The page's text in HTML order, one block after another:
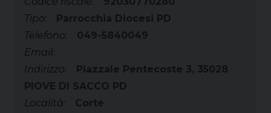
Tipo:
Parrocchia Diocesi PD
Telefono:
049-5840049
Email:
Indirizzo:
Piazzale Pentecoste 3, 35028
PIOVE DI SACCO PD
Località:
Corte